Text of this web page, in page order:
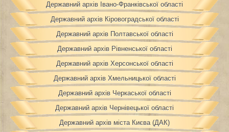
Державний архів Івано-Франківської області
Державний архів Кіровоградської області
Державний архів Полтавської області
Державний архів Рівненської області
Державний архів Херсонської області
Державний архів Хмельницької області
Державний архів Черкаської області
Державний архів Чернівецької області
Державний архів міста Києва (ДАК)